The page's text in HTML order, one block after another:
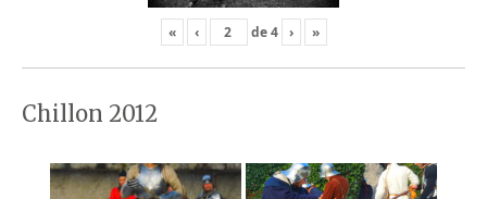
« ‹ de4 › »
Chillon 2012